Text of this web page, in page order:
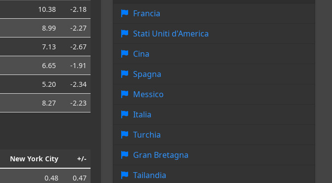
10.38
-2.18
8.99
-2.27
7.13
-2.67
6.65
-1.91
5.20
-2.34
8.27 -2.23
New York City +/-
0.48
0.47
Francia
Stati Uniti d'America
Cina
Spagna
Messico
Italia
Turchia
Gran Bretagna
Tailandia